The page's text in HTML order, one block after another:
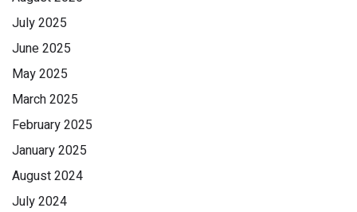
July 2025
June 2025
May 2025
March 2025
February 2025
January 2025
August 2024
July 2024